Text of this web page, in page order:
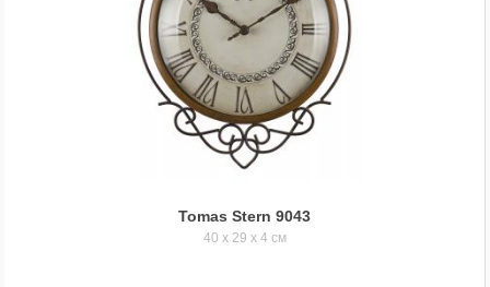
Tomas Stern 9043
40 x 29 x 4 см